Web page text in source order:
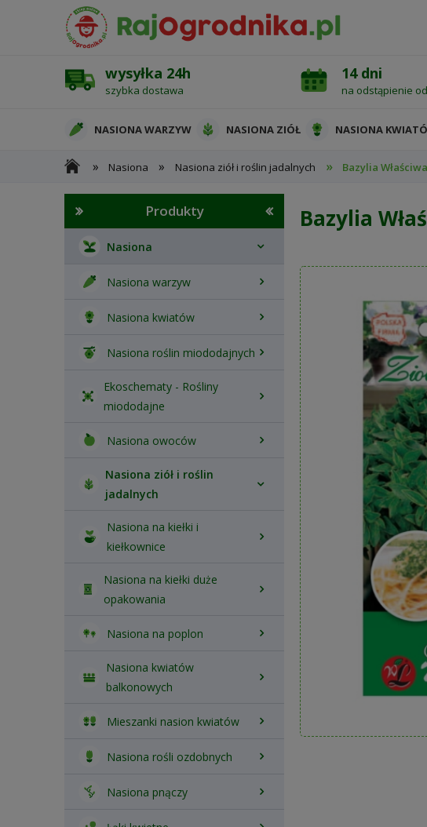
wysyłka 24h
szybka dostawa
14 dni
na odstąpienie
NASIONA WARZYW NASIONA ZIÓŁ NASIONA
OCHRONA ROŚLIN
» Nasiona » Nasiona ziół i roślin jadalnych » Bazylia
Produkty
Nasiona
Nasiona warzyw
Nasiona kwiatów
Nasiona roślin miododajnych
Ekoschematy - Rośliny
miododajne
Nasiona owoców
Nasiona ziół i roślin
jadalnych
Nasiona na kiełki i
kiełkownice
Nasiona na kiełki duże
opakowania
Nasiona na poplon
Nasiona kwiatów
balkonowych
Mieszanki nasion kwiatów
Nasiona rośli ozdobnych
Nasiona pnączy
Bazylia